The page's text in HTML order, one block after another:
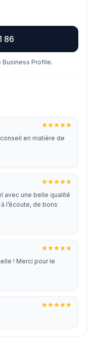
86
Business Profile.
en matière de
avec une belle qualité
l’écoute, de bons
! Merci pour le